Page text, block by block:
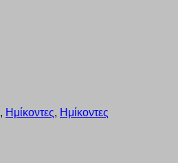
, Ημίκοντες, Ημίκοντες